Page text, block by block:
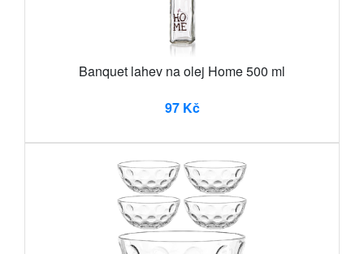
Banquet lahev na olej Home 500 ml
97 Kč